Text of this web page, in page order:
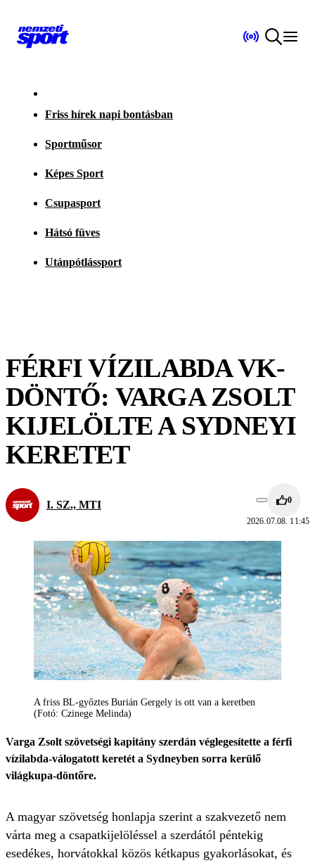
Friss hírek napi bontásban
Sportműsor
Képes Sport
Csupasport
Hátsó füves
Utánpótlássport
FÉRFI VÍZILABDA VK-
DÖNTŐ: VARGA ZSOLT
KIJELÖLTE A SYDNEYI
KERETET
I. SZ., MTI 0
2026.07.08. 11:45
A friss BL-győztes Burián Gergely is ott van a keretben
(Fotó: Czinege Melinda)
Varga Zsolt szövetségi kapitány szerdán véglegesítette a férfi
vízilabda-válogatott keretét a Sydneyben sorra kerülő
világkupa-döntőre.
A magyar szövetség honlapja szerint a szakvezető nem
várta meg a csapatkijelöléssel a szerdától péntekig
esedékes, horvátokkal közös kétkapus gyakorlásokat, és